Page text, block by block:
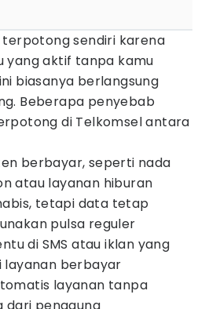
terpotong sendiri karena
yang aktif tanpa kamu
biasanya berlangsung
Beberapa penyebab
di Telkomsel antara
berbayar, seperti nada
atau layanan hiburan
tetapi data tetap
pulsa reguler
di SMS atau iklan yang
layanan berbayar
layanan tanpa